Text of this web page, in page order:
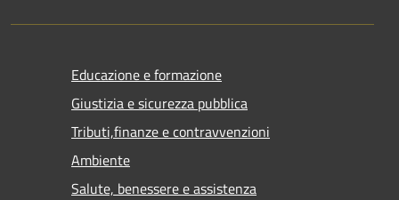
Educazione e formazione
Giustizia e sicurezza pubblica
Tributi,finanze e contravvenzioni
Ambiente
Salute, benessere e assistenza